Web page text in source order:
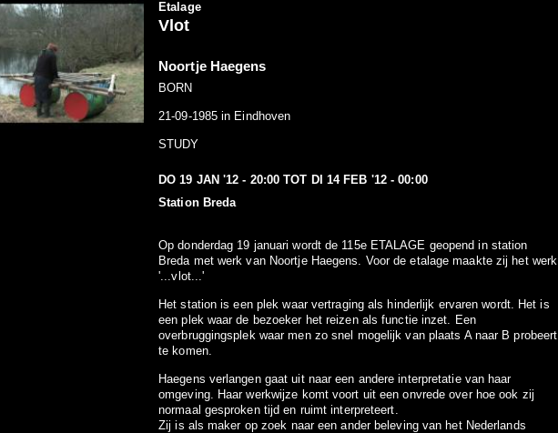
Etalage
Vlot
Noortje Haegens
BORN
21-09-1985 in Eindhoven
STUDY
DO 19 JAN '12 - 20:00 TOT DI 14 FEB '12 - 00:00
Station Breda
Op donderdag 19 januari wordt de 115e ETALAGE geopend in station
Breda met werk van Noortje Haegens. Voor de etalage maakte zij het werk
'...vlot...'
Het station is een plek waar vertraging als hinderlijk ervaren wordt. Het is
een plek waar de bezoeker het reizen als functie inzet. Een
overbruggingsplek waar men zo snel mogelijk van plaats A naar B probeert
te komen.
Haegens verlangen gaat uit naar een andere interpretatie van haar
omgeving. Haar werkwijze komt voort uit een onvrede over hoe ook zij
normaal gesproken tijd en ruimt interpreteert.
Zij is als maker op zoek naar een ander beleving van het Nederlands